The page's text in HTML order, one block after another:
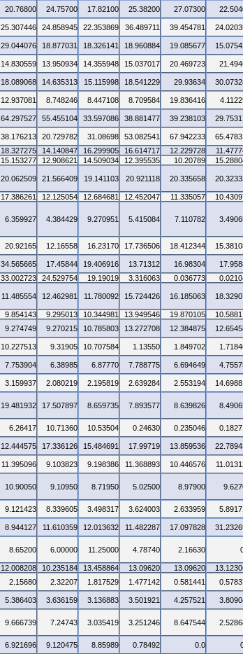
20.76800 24.75700 17.82100 25.38200 27.07300
25.307446 24.858945 22.353869 36.489711 39.454781
29.044076 18.877031 18.326141 18.960884 19.085677
14.830559 13.950934 14.355948 15.037017 20.469723
18.089068 14.635313 15.115998 18.541229 29.93634
12.937081 8.748246 8.447108 8.709584 19.836416
64.297527 55.455104 33.597086 38.881477 39.238103
38.176213 20.729782 31.08698 53.082541 67.942233
18.327275 14.140847 16.299905 16.614717 12.229728
15.153277 12.908621 14.509034 12.395535 10.20789
20.062509 21.566409 19.141103 20.921118 20.335658
17.386261 12.125054 12.684681 12.452047 11.335057
6.359927 4.384429 9.270951 5.415084 7.110782
20.92165 12.16558 16.23170 17.736506 18.412344
34.565665 17.45844 19.406916 13.71312 16.98304
33.002723 24.529754 19.19019 3.316063 0.036773
11.485554 12.462981 11.780092 15.724426 16.185063
9.854143 9.295013 10.344981 13.949546 19.870105
9.274749 9.270215 10.785803 13.272708 12.384875
10.227513 9.31905 10.707584 1.13550 1.849702
7.753904 6.38985 6.87770 7.788775 6.694649
3.159937 2.080219 2.195819 2.639284 2.553194
19.481932 17.507897 8.659735 7.893577 8.639826
6.26417 10.71360 10.53504 0.24630 0.235046
12.444575 17.336126 15.484691 17.99719 13.859536
11.395096 9.103823 9.198386 11.368893 10.446576
10.90050 9.10950 8.71950 5.02500 8.97900
9.121423 8.339605 3.498317 3.624003 2.633959
8.944127 11.610359 12.013632 11.482287 17.097828
8.65200 6.00000 11.25000 4.78740 2.16630
12.008208 10.235184 13.458864 13.09620 13.09620
2.15680 2.32207 1.817529 1.477142 0.581441
5.386403 3.636159 3.136883 3.501921 4.257521
9.666739 7.24743 3.035419 3.251246 8.647544
6.921696 9.120475 8.85989 0.78492 0.0